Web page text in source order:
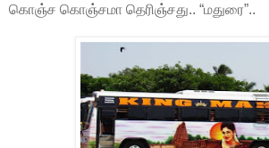
கொஞ்ச கொஞ்சமா தெரிஞ்சது.. “மதுரை”..